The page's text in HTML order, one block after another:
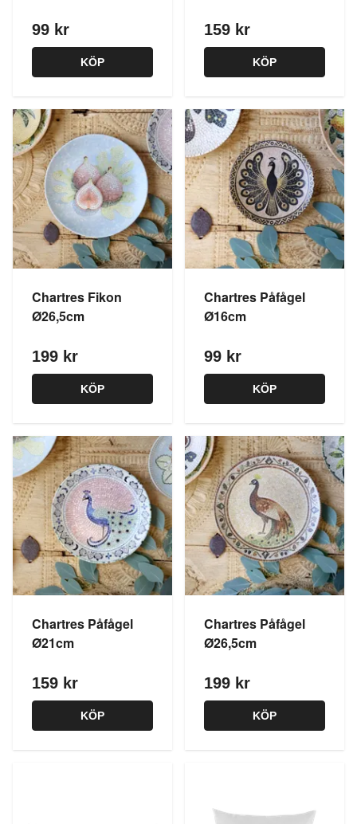
99 kr
KÖP
159 kr
KÖP
Chartres Fikon
Ø26,5cm
199 kr
KÖP
Chartres Påfågel
Ø16cm
99 kr
KÖP
Chartres Påfågel
Ø21cm
159 kr
KÖP
Chartres Påfågel
Ø26,5cm
199 kr
KÖP